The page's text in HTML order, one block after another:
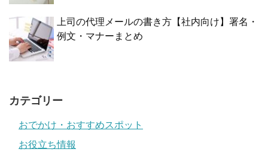
上司の代理メールの書き方【社内向け】署名・
例文・マナーまとめ
カテゴリー
おでかけ・おすすめスポット
お役立ち情報